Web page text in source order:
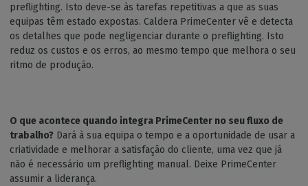
preflighting. Isto deve-se às tarefas repetitivas a que as suas
equipas têm estado expostas. Caldera PrimeCenter vê e detecta
os detalhes que pode negligenciar durante o preflighting. Isto
reduz os custos e os erros, ao mesmo tempo que melhora o seu
ritmo de produção.
O que acontece quando integra PrimeCenter no seu fluxo de
trabalho? Dará à sua equipa o tempo e a oportunidade de usar a
criatividade e melhorar a satisfação do cliente, uma vez que já
não é necessário um preflighting manual. Deixe PrimeCenter
assumir a liderança.